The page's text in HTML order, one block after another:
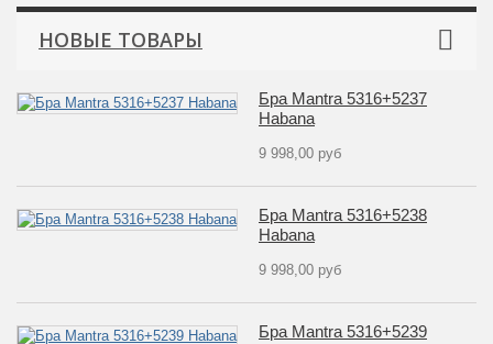
НОВЫЕ ТОВАРЫ
Бра Mantra 5316+5237
Habana
9 998,00 руб
Бра Mantra 5316+5238
Habana
9 998,00 руб
Бра Mantra 5316+5239